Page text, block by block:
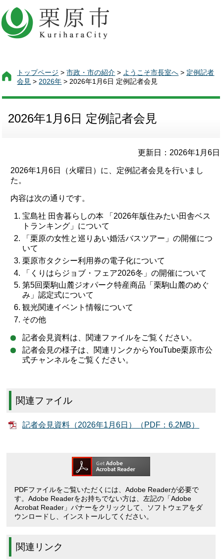
トップページ >市政・市の紹介 > ようこそ市長室へ > 定例記者
会見 > 2026年 > 2026年1月6日 定例記者会見
2026年1月6日 定例記者会見
更新日：2026年1月6日
2026年1月6日（火曜日）に、定例記者会見を行いまし
た。
内容は次の通りです。
宝島社 田舎暮らしの本 「2026年版住みたい田舎ベス
トランキング」について
「栗原の女性と巡りあい婚活バスツアー」の開催につ
いて
栗原市タクシー利用券の電子化について
「くりはらジョブ・フェア2026冬」の開催について
第5回栗駒山麓ジオパーク特産商品「栗駒山麓のめぐ
み」認定式について
観光関連イベント情報について
その他
記者会見資料は、関連ファイルをご覧ください。
記者会見の様子は、関連リンクからYouTube栗原市公
式チャンネルをご覧ください。
関連ファイル
記者会見資料（2026年1月6日）（PDF：6.2MB）
PDFファイルをご覧いただくには、Adobe Readerが必要で
す。Adobe Readerをお持ちでない方は、左記の「Adobe
Acrobat Reader」バナーをクリックして、ソフトウェアをダ
ウンロードし、インストールしてください。
関連リンク